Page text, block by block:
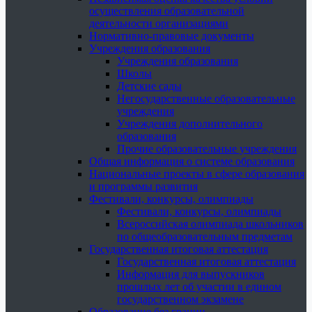
осуществления образовательной
деятельности организациями
Нормативно-правовые документы
Учреждения образования
Учреждения образования
Школы
Детские сады
Негосударственные образовательные
учреждения
Учреждения дополнительного
образования
Прочие образовательные учреждения
Общая информация о системе образования
Национальные проекты в сфере образования
и программы развития
Фестивали, конкурсы, олимпиады
Фестивали, конкурсы, олимпиады
Всероссийская олимпиада школьников
по общеобразовательным предметам
Государственная итоговая аттестация
Государственная итоговая аттестация
Информация для выпускников
прошлых лет об участии в едином
государственном экзамене